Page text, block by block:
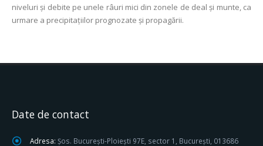
niveluri și debite pe unele râuri mici din zonele de deal și munte, ca
urmare a precipitațiilor prognozate şi propagării.
Date de contact
Adresa: Șos. București-Ploiești 97E, sector 1, București, 013686